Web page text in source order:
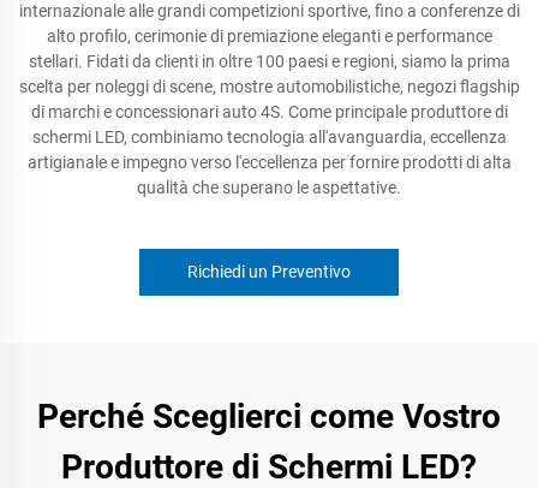
internazionale alle grandi competizioni sportive, fino a conferenze di
alto profilo, cerimonie di premiazione eleganti e performance
stellari. Fidati da clienti in oltre 100 paesi e regioni, siamo la prima
scelta per noleggi di scene, mostre automobilistiche, negozi flagship
di marchi e concessionari auto 4S. Come principale produttore di
schermi LED, combiniamo tecnologia all'avanguardia, eccellenza
artigianale e impegno verso l'eccellenza per fornire prodotti di alta
qualità che superano le aspettative.
Richiedi un Preventivo
Perché Sceglierci come Vostro
Produttore di Schermi LED?